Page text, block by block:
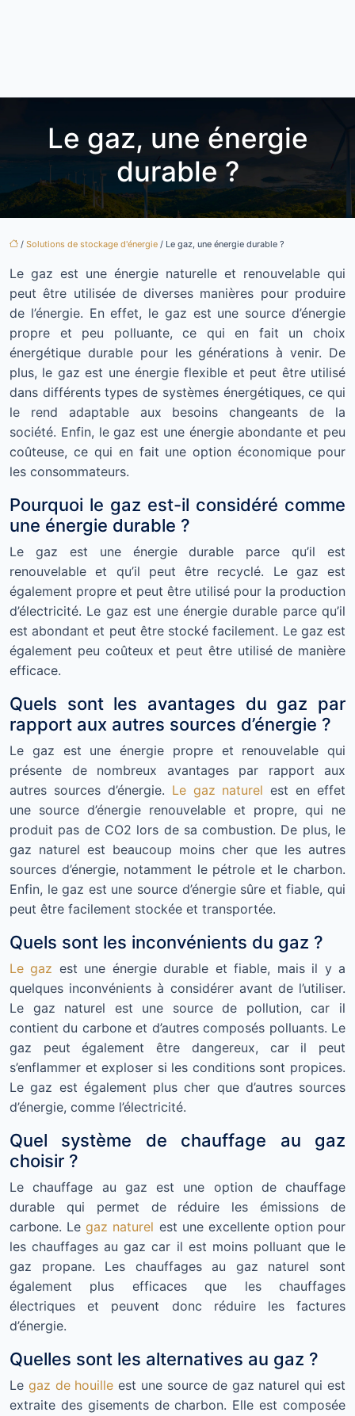
Le gaz, une énergie
durable ?
/ Solutions de stockage d'énergie / Le gaz, une énergie durable ?
Le gaz est une énergie naturelle et renouvelable qui
peut être utilisée de diverses manières pour produire
de l’énergie. En effet, le gaz est une source d’énergie
propre et peu polluante, ce qui en fait un choix
énergétique durable pour les générations à venir. De
plus, le gaz est une énergie flexible et peut être utilisé
dans différents types de systèmes énergétiques, ce qui
le rend adaptable aux besoins changeants de la
société. Enfin, le gaz est une énergie abondante et peu
coûteuse, ce qui en fait une option économique pour
les consommateurs.
Pourquoi le gaz est-il considéré comme
une énergie durable ?
Le gaz est une énergie durable parce qu’il est
renouvelable et qu’il peut être recyclé. Le gaz est
également propre et peut être utilisé pour la production
d’électricité. Le gaz est une énergie durable parce qu’il
est abondant et peut être stocké facilement. Le gaz est
également peu coûteux et peut être utilisé de manière
efficace.
Quels sont les avantages du gaz par
rapport aux autres sources d’énergie ?
Le gaz est une énergie propre et renouvelable qui
présente de nombreux avantages par rapport aux
autres sources d’énergie. Le gaz naturel est en effet
une source d’énergie renouvelable et propre, qui ne
produit pas de CO2 lors de sa combustion. De plus, le
gaz naturel est beaucoup moins cher que les autres
sources d’énergie, notamment le pétrole et le charbon.
Enfin, le gaz est une source d’énergie sûre et fiable, qui
peut être facilement stockée et transportée.
Quels sont les inconvénients du gaz ?
Le gaz est une énergie durable et fiable, mais il y a
quelques inconvénients à considérer avant de l’utiliser.
Le gaz naturel est une source de pollution, car il
contient du carbone et d’autres composés polluants. Le
gaz peut également être dangereux, car il peut
s’enflammer et exploser si les conditions sont propices.
Le gaz est également plus cher que d’autres sources
d’énergie, comme l’électricité.
Quel système de chauffage au gaz
choisir ?
Le chauffage au gaz est une option de chauffage
durable qui permet de réduire les émissions de
carbone. Legaz naturel est une excellente option pour
les chauffages au gaz car il est moins polluant que le
gaz propane. Les chauffages au gaz naturel sont
également plus efficaces que les chauffages
électriques et peuvent donc réduire les factures
d’énergie.
Quelles sont les alternatives au gaz ?
Le gaz de houille est une source de gaz naturel qui est
extraite des gisements de charbon. Elle est composée